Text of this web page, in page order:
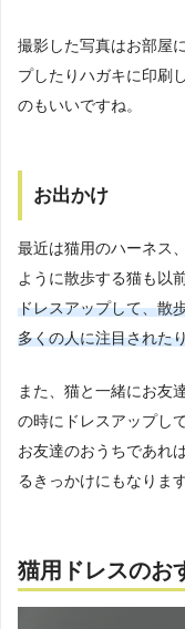
撮影した写真はお部屋
プしたりハガキに印刷
のもいいですね。
お出かけ
最近は猫用のハーネス
ように散歩する猫も以
ドレスアップして、散
多くの人に注目された
また、猫と一緒にお友
の時にドレスアップし
お友達のおうちであれ
るきっかけにもなります
猫用ドレスのお